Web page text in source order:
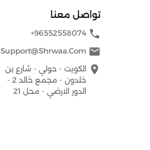
تواصل معنا
phone
+96552558074
mail
Support@shrwaa.com
place الكويت - حولي - شارع بن
خلدون - مجمع خالد 2 -
الدور الارضي - محل 21